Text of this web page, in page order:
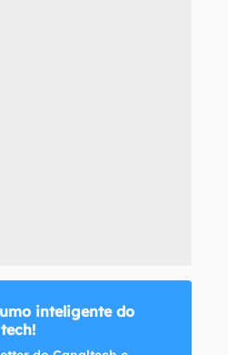
inteligente do